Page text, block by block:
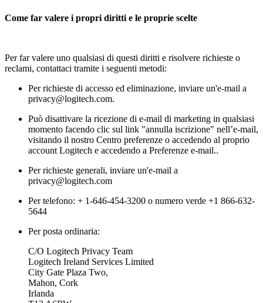
Come far valere i propri diritti e le proprie scelte
Per far valere uno qualsiasi di questi diritti e risolvere richieste o
reclami, contattaci tramite i seguenti metodi:
Per richieste di accesso ed eliminazione, inviare un'e-mail a
privacy@logitech.com.
Può disattivare la ricezione di e-mail di marketing in qualsiasi
momento facendo clic sul link "annulla iscrizione" nell’e-mail,
visitando il nostro Centro preferenze o accedendo al proprio
account Logitech e accedendo a Preferenze e-mail..
Per richieste generali, inviare un'e-mail a
privacy@logitech.com
Per telefono: + 1-646-454-3200 o numero verde +1 866-632-
5644
Per posta ordinaria:
C/O Logitech Privacy Team
Logitech Ireland Services Limited
City Gate Plaza Two,
Mahon, Cork
Irlanda